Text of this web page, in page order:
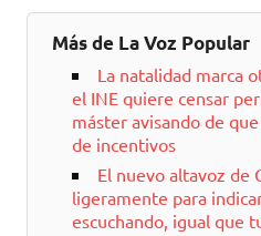
Más de La Voz Popular
La natalidad marca
el INE quiere censar
máster avisando de
de incentivos
El nuevo altavoz de
ligeramente para
escuchando, igual que